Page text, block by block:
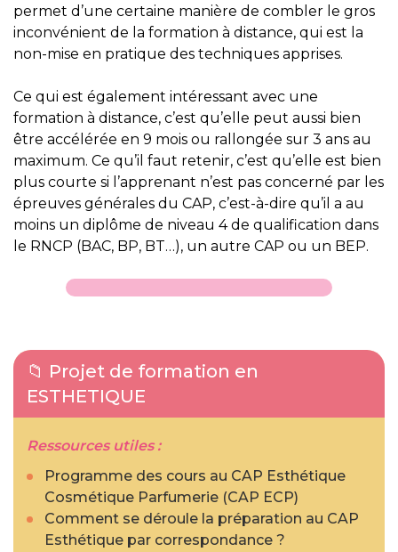
permet d’une certaine manière de combler le gros
inconvénient de la formation à distance, qui est la
non-mise en pratique des techniques apprises.
Ce qui est également intéressant avec une
formation à distance, c’est qu’elle peut aussi bien
être accélérée en 9 mois ou rallongée sur 3 ans au
maximum. Ce qu’il faut retenir, c’est qu’elle est bien
plus courte si l’apprenant n’est pas concerné par les
épreuves générales du CAP, c’est-à-dire qu’il a au
moins un diplôme de niveau 4 de qualification dans
le RNCP (BAC, BP, BT…), un autre CAP ou un BEP.
📁 Projet de formation en
ESTHETIQUE
Ressources utiles :
Programme des cours au CAP Esthétique
Cosmétique Parfumerie (CAP ECP)
Comment se déroule la préparation au CAP
Esthétique par correspondance ?